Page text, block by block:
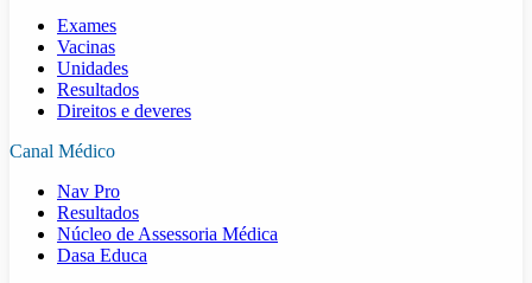
Exames
Vacinas
Unidades
Resultados
Direitos e deveres
Canal Médico
Nav Pro
Resultados
Núcleo de Assessoria Médica
Dasa Educa